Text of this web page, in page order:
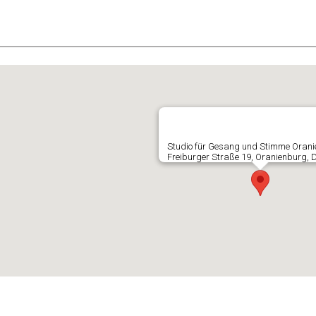
Studio für Gesang und Stimme
Freiburger Straße 19, Oranienburg,